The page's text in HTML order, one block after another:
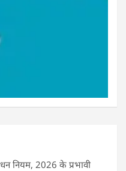
नियम, 2026 के प्रभावी